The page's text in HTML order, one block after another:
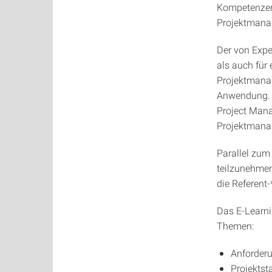
Der von
als auch für
Project
Parallel
die
Das E-
Themen: